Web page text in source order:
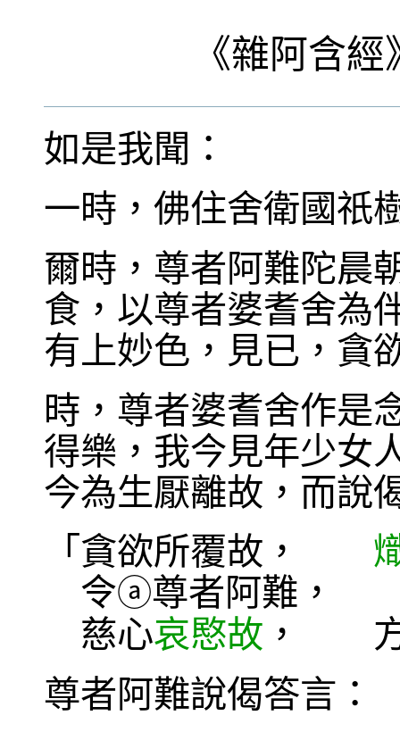
《雜阿含經
如是我聞：
一時，佛住舍衛國祇
爾時，尊者阿難陀晨
食，以尊者婆耆舍為
有上妙色，見已，貪
時，尊者婆耆舍作是
得樂，我今見年少女
今為生厭離故，而說
「貪欲所覆故，
令ⓐ尊者阿難，
慈心哀愍故 ， 方
尊者阿難說偈答言：